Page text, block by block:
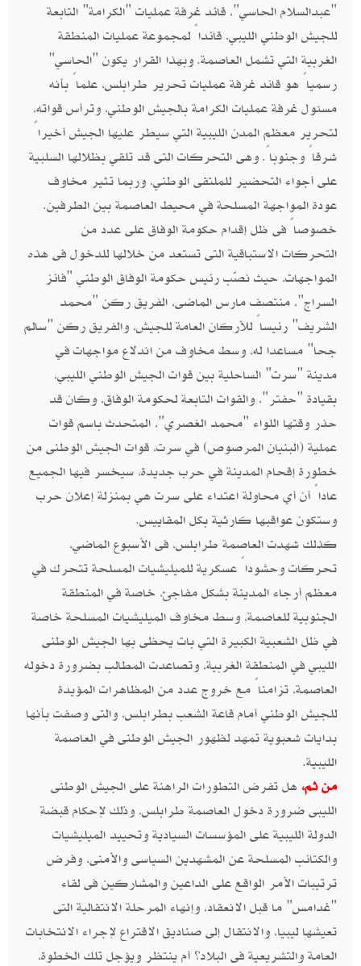
"عبدالسلام الحاسي"، قائد غرفة عمليات "الكرامة" التابعة
للجيش الوطني الليبي، قائداً لمجموعة عمليات المنطقة
الغربية التي تشمل العاصمة. وبهذا القرار يكون "الحاسي"
رسمياً هو قائد غرفة عمليات تحرير طرابلس، علماً بأنه
مسئول غرفة عمليات الكرامة بالجيش الوطني، وترأس قواته،
لتحرير معظم المدن الليبية التي سيطر عليها الجيش أخيراً
شرقاً وجنوباً. وهى التحركات التى قد تلقي بظلالها السلبية
على أجواء التحضير للملتقى الوطني، وربما تثير مخاوف
عودة المواجهة المسلحة في محيط العاصمة بين الطرفين.
خصوصاً فى ظل إقدام حكومة الوفاق على عدد من
التحركات الاستباقية التى تستعد من خلالها للدخول فى هذه
المواجهات، حيث نصّب رئيس حكومة الوفاق الوطني "فائز
السراج"، منتصف مارس الماضى، الفريق ركن "محمد
الشريف" رئيساً للأركان العامة للجيش، والفريق ركن "سالم
جحا" مساعدا له، وسط مخاوف من اندلاع مواجهات في
مدينة "سرت" الساحلية بين قوات الجيش الوطني الليبي،
بقيادة "حفتر"، والقوات التابعة لحكومة الوفاق، وكان قد
حذر وقتها اللواء "محمد الغصري"، المتحدث باسم قوات
عملية (البنيان المرصوص) في سرت، قوات الجيش الوطنى من
خطورة إقحام المدينة في حرب جديدة، سيخسر فيها الجميع
عاداً أن أي محاولة اعتداء على سرت هي بمنزلة إعلان حرب
وستكون عواقبها كارثية بكل المقاييس.
كذلك شهدت العاصمة طرابلس، فى الأسبوع الماضي،
تحركات وحشوداً عسكرية للميليشيات المسلحة تتحرك في
معظم أرجاء المدينة بشكل مفاجئ، خاصة في المنطقة
الجنوبية للعاصمة، وسط مخاوف الميليشيات المسلحة خاصة
في ظل الشعبية الكبيرة التي بات يحظى بها الجيش الوطنى
الليبي في المنطقة الغربية، وتصاعدت المطالب بضرورة دخوله
العاصمة، تزامناً مع خروج عدد من المظاهرات المؤيدة
للجيش الوطني أمام قاعة الشعب بطرابلس، والتى وصفت بأنها
بدايات شعبوية تمهد لظهور الجيش الوطنى في العاصمة
الليبية.
من ثم، هل تفرض التطورات الراهنة على الجيش الوطنى
الليبى ضرورة دخول العاصمة طرابلس، وذلك لإحكام قبضة
الدولة الليبية على المؤسسات السيادية وتحييد الميليشيات
والكتائب المسلحة عن المشهدين السياسى والأمنى، وفرض
ترتيبات الأمر الواقع على الداعين والمشاركين فى لقاء
"غدامس" ما قبل الانعقاد، وإنهاء المرحلة الانتقالية التى
تعيشها ليبيا، والانتقال إلى صناديق الاقتراع لإجراء الانتخابات
العامة والتشريعية فى البلاد؟ أم ينتظر ويؤجل تلك الخطوة،